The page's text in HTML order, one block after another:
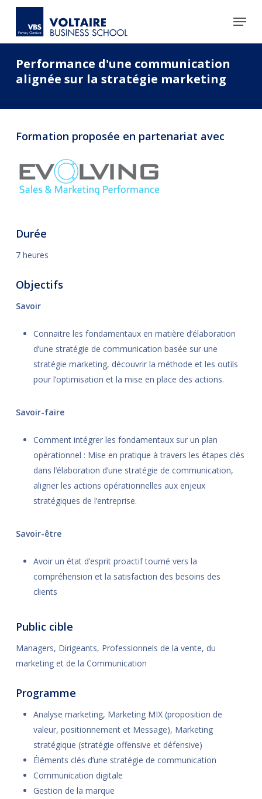
main
Performance d'une communication
alignée sur la stratégie marketing
Formation proposée en partenariat avec
Durée
7 heures
Objectifs
Savoir
Connaitre les fondamentaux en matière d’élaboration
d’une stratégie de communication basée sur une
stratégie marketing, découvrir la méthode et les outils
pour l’optimisation et la mise en place des actions.
Savoir-faire
Comment intégrer les fondamentaux sur un plan
opérationnel : Mise en pratique à travers les étapes clés
dans l’élaboration d’une stratégie de communication,
aligner les actions opérationnelles aux enjeux
stratégiques de l’entreprise.
Savoir-être
Avoir un état d’esprit proactif tourné vers la
compréhension et la satisfaction des besoins des
clients
Public cible
Managers, Dirigeants, Professionnels de la vente, du
marketing et de la Communication
Programme
Analyse marketing, Marketing MIX (proposition de
valeur, positionnement et Message), Marketing
stratégique (stratégie offensive et défensive)
Éléments clés d’une stratégie de communication
Communication digitale
Gestion de la marque